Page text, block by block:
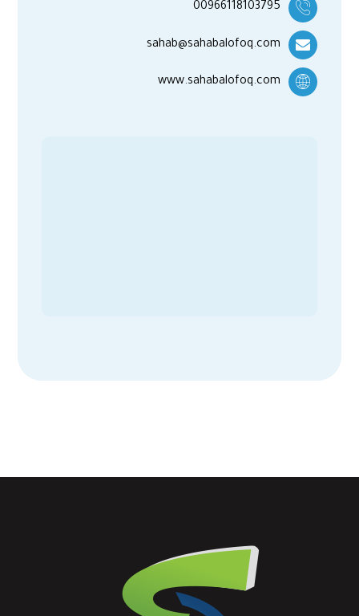
00966118103795
sahab@sahabalofoq.com
www.sahabalofoq.com